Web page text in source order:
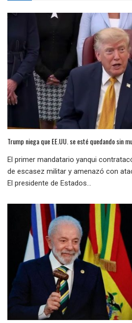
Trump niega que EE.UU. se esté quedando sin
El primer mandatario yanqui
de escasez militar y amenazó con
El presidente de Estados...